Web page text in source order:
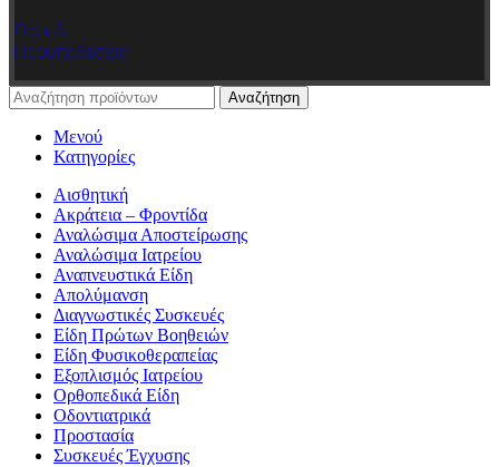
Όροι &
Προϋποθέσεις
Αναζήτηση
Μενού
Κατηγορίες
Αισθητική
Ακράτεια – Φροντίδα
Αναλώσιμα Αποστείρωσης
Αναλώσιμα Ιατρείου
Αναπνευστικά Είδη
Απολύμανση
Διαγνωστικές Συσκευές
Είδη Πρώτων Βοηθειών
Είδη Φυσικοθεραπείας
Εξοπλισμός Ιατρείου
Ορθοπεδικά Είδη
Οδοντιατρικά
Προστασία
Συσκευές Έγχυσης